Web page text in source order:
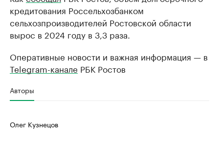
кредитования Россельхозбанком
сельхозпроизводителей Ростовской области
вырос в 2024 году в 3,3 раза.
Оперативные новости и важная информация — в
Telegram-канале РБК Ростов
Авторы
Олег Кузнецов